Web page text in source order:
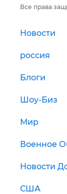
Все права
Новости
россия
Блоги
Шоу-Биз
Мир
Военное
Новости
США